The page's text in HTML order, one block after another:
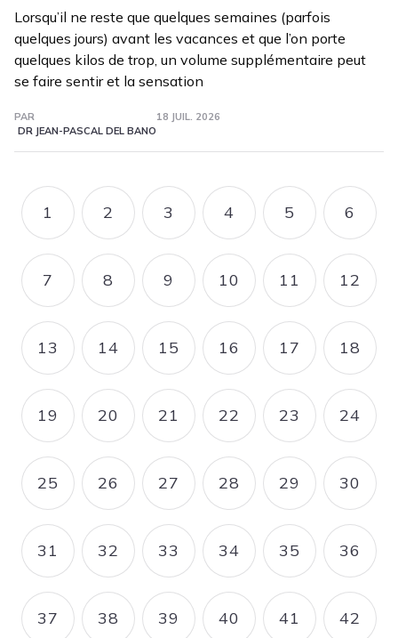
Lorsqu’il ne reste que quelques semaines (parfois
quelques jours) avant les vacances et que l’on porte
quelques kilos de trop, un volume supplémentaire peut
se faire sentir et la sensation
PAR
DR JEAN-PASCAL DEL BANO
18 JUIL. 2026
Pagination
PAGE
1 PAGE
2 PAGE
3 PAGE
4 PAGE
5 PAGE
6
PAGE
7 PAGE
8 PAGE
9 PAGE
10 PAGE
11 PAGE
12
PAGE
13 PAGE
14 PAGE
15 PAGE
16 PAGE
17 PAGE
18
PAGE
19 PAGE
20 PAGE
21 PAGE
22 PAGE
23 PAGE
24
PAGE
25 PAGE
26 PAGE
27 PAGE
28 PAGE
29 PAGE
30
PAGE
31 PAGE
32 PAGE
33 PAGE
34 PAGE
35 PAGE
36
PAGE
37 PAGE
38 PAGE
39 PAGE
40 PAGE
41 PAGE
42